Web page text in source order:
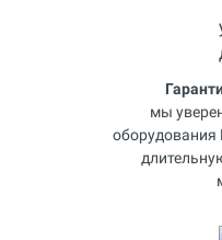
мы
оборудования